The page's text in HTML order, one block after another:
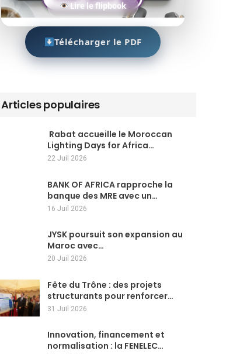
Lire le flipbook
Télécharger le PDF
Articles populaires
Rabat accueille le Moroccan
Lighting Days for Africa…
22 Juil 2026
BANK OF AFRICA rapproche la
banque des MRE avec un…
16 Juil 2026
JYSK poursuit son expansion au
Maroc avec…
20 Juil 2026
Fête du Trône : des projets
structurants pour renforcer…
31 Juil 2026
Innovation, financement et
normalisation : la FENELEC…